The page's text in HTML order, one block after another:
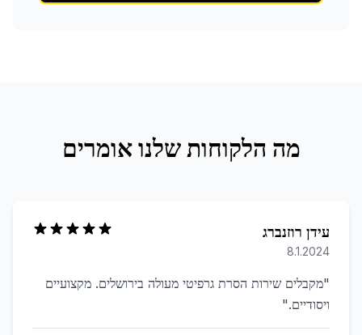
מה הלקוחות שלנו אומרים
עידן רוזנברג
8.1.2024
"מקבלים שירות הסרת גרפיטי מעולה בירושלים. מקצועיים
ויסודיים."